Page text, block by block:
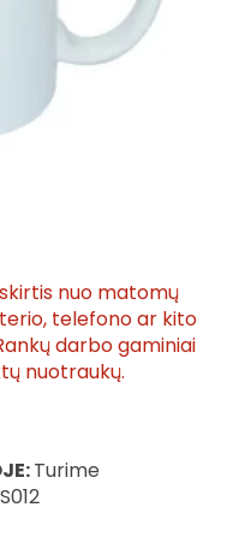
nuo matomų
telefono ar kito
darbo gaminiai
nuotraukų.
Turime